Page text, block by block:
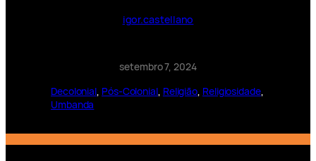
igor.castellano
setembro 7, 2024
Decolonial, Pós-Colonial, Religião, Religiosidade
Umbanda